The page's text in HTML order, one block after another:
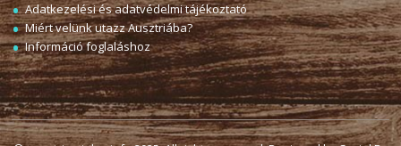
Adatkezelési és adatvédelmi tájékoztató
Miért velünk utazz Ausztriába?
Információ foglaláshoz